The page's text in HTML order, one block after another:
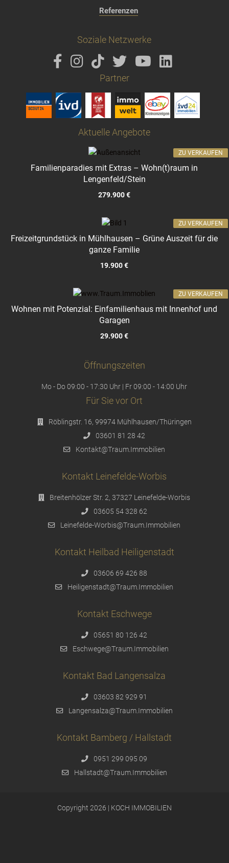
Referenzen
Soziale Netzwerke
Partner
Aktuelle Angebote
Familienparadies mit Extras – Wohn(t)raum in
Lengenfeld/Stein
279.900 €
ZU VERKAUFEN
Freizeitgrundstück in Mühlhausen – Grüne Auszeit für die
ganze Familie
19.900 €
ZU VERKAUFEN
Wohnen mit Potenzial: Einfamilienhaus mit Innenhof und
Garagen
29.900 €
ZU VERKAUFEN
Öffnungszeiten
Mo - Do 09:00 - 17:30 Uhr | Fr 09:00 - 14:00 Uhr
Für Sie vor Ort
Röblingstr. 16, 99974 Mühlhausen/Thüringen
03601 81 28 42
Kontakt@Traum.Immobilien
Kontakt Leinefelde-Worbis
Breitenhölzer Str. 2, 37327 Leinefelde-Worbis
03605 54 328 62
Leinefelde-Worbis@Traum.Immobilien
Kontakt Heilbad Heiligenstadt
03606 69 426 88
Heiligenstadt@Traum.Immobilien
Kontakt Eschwege
05651 80 126 42
Eschwege@Traum.Immobilien
Kontakt Bad Langensalza
03603 82 929 91
Langensalza@Traum.Immobilien
Kontakt Bamberg / Hallstadt
0951 299 095 09
Hallstadt@Traum.Immobilien
Copyright 2026 | KOCH IMMOBILIEN